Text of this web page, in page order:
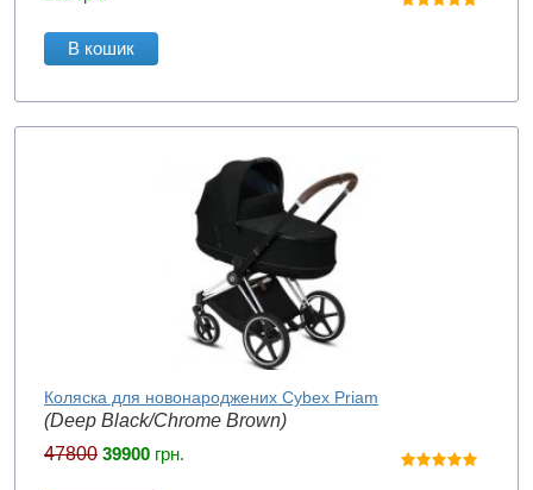
В кошик
Коляска для новонароджених Cybex Priam
(Deep Black/Chrome Brown)
47800 39900 грн.